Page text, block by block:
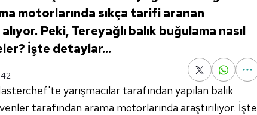
motorlarında sıkça tarifi aranan
Peki, Tereyağlı balık buğulama nasıl
İşte detaylar...
yarışmacılar tarafından yapılan balık
tarafından arama motorlarında araştırılıyor. İşte